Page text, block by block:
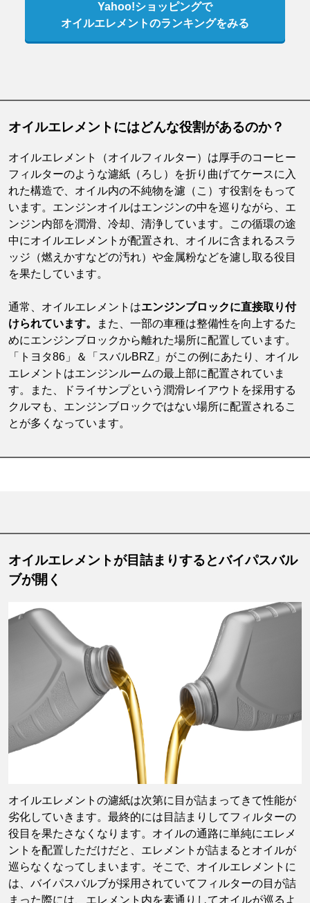
Yahoo!ショッピングで
オイルエレメントのランキングをみる
オイルエレメントにはどんな役割があるのか？
オイルエレメント（オイルフィルター）は厚手のコーヒー
フィルターのような濾紙（ろし）を折り曲げてケースに入
れた構造で、オイル内の不純物を濾（こ）す役割をもって
います。エンジンオイルはエンジンの中を巡りながら、エ
ンジン内部を潤滑、冷却、清浄しています。この循環の途
中にオイルエレメントが配置され、オイルに含まれるスラ
ッジ（燃えかすなどの汚れ）や金属粉などを濾し取る役目
を果たしています。
通常、オイルエレメントはエンジンブロックに直接取り付
けられています。
また、一部の車種は整備性を向上するた
めにエンジンブロックから離れた場所に配置しています。
「トヨタ86」＆「スバルBRZ」がこの例にあたり、オイル
エレメントはエンジンルームの最上部に配置されていま
す。また、ドライサンプという潤滑レイアウトを採用する
クルマも、エンジンブロックではない場所に配置されるこ
とが多くなっています。
オイルエレメントが目詰まりするとバイパスバル
ブが開く
オイルエレメントの濾紙は次第に目が詰まってきて性能が
劣化していきます。最終的には目詰まりしてフィルターの
役目を果たさなくなります。オイルの通路に単純にエレメ
ントを配置しただけだと、エレメントが詰まるとオイルが
巡らなくなってしまいます。そこで、オイルエレメントに
は、バイパスバルブが採用されていてフィルターの目が詰
まった際には、エレメント内を素通りしてオイルが巡るよ